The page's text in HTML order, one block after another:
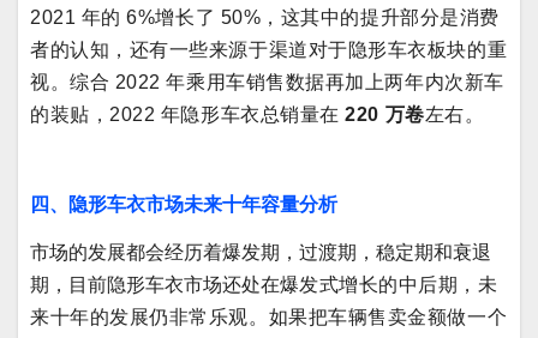
2021 年的 6%增长了 50%，这其中的提升部分是消费
者的认知，还有一些来源于渠道对于隐形车衣板块的重
视。综合 2022 年乘用车销售数据再加上两年内次新车
的装贴，2022 年隐形车衣总销量在220 万卷左右。
四、隐形车衣市场未来十年容量分析
市场的发展都会经历着爆发期，过渡期，稳定期和衰退
期，目前隐形车衣市场还处在爆发式增长的中后期，未
来十年的发展仍非常乐观。如果把车辆售卖金额做一个